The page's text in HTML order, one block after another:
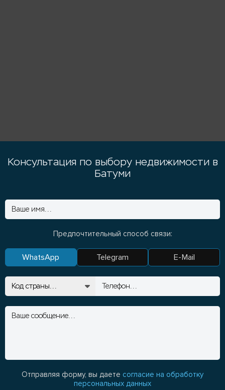
Консультация по выбору недвижимости в
Батуми
Предпочтительный способ связи:
WhatsApp Telegram E-Mail
Отправляя форму, вы даете согласие на обработку
персональных данных